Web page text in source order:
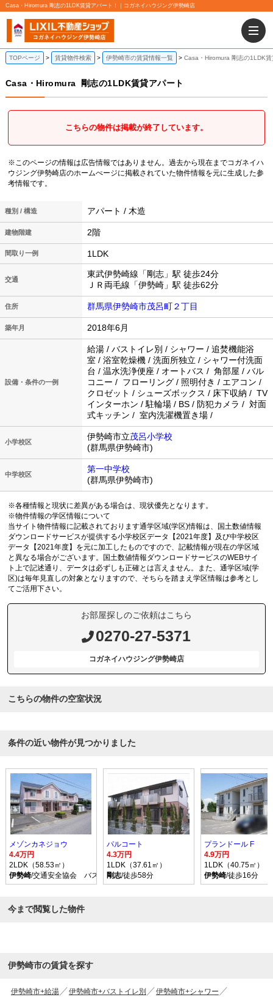
Casa・Hiromura 剛志の1LDK賃貸アパート！｜コガネイハウジング伊勢崎店
TOPページ 賃貸物件検索 伊勢崎市の賃貸情報一覧 Casa・Hiromura 剛志の1LDK賃
Casa・Hiromura 剛志の1LDK賃貸アパート
こちらの物件は掲載が終了しています。
※このページの情報は広告情報ではありません。過去から現在までコガネイハ
ウジング伊勢崎店のホームぺージに掲載されていた物件情報を元に生成した参
考情報です。
種別 / 構造 アパート / 木造
建物階建 2階
間取り一例 1LDK
交通
東武伊勢崎線「剛志」駅 徒歩24分
ＪＲ両毛線「伊勢崎」駅 徒歩62分
住所 群馬県伊勢崎市茂呂町２丁目
築年月 2018年6月
設備・条件の一例
給湯 / バストイレ別 / シャワー / 追焚機能浴
室 / 浴室乾燥機 / 洗面所独立 / シャワー付洗面
台 / 温水洗浄便座 / オートバス / 角部屋 / バル
コニー / フローリング / 照明付き / エアコン /
クロゼット / シューズボックス / 床下収納 / TV
インターホン / 駐輪場 / BS / 防犯カメラ / 対面
式キッチン / 室内洗濯機置き場 /
小学校区
伊勢崎市立茂呂小学校
(群馬県伊勢崎市)
中学校区
第一中学校
(群馬県伊勢崎市)
※各種情報と現状に差異がある場合は、現状優先となります。
※物件情報の学区情報について
当サイト物件情報に記載されております通学区域(学区)情報は、国土数値情報
ダウンロードサービスが提供する小学校区データ【2021年度】及び中学校区
データ【2021年度】を元に加工したものですので、記載情報が現在の学区域
と異なる場合がございます。国土数値情報ダウンロードサービスのWEBサイ
ト上で記述通り、データは必ずしも正確とは言えません。また、通学区域(学
区)は毎年見直しの対象となりますので、そちらを踏まえ学区情報は参考とし
てご活用下さい。
お部屋探しのご依頼はこちら
0270-27-5371
コガネイハウジング伊勢崎店
こちらの物件の空室状況
条件の近い物件が見つかりました
メゾンカネジョウ
4.4万円
2LDK（58.53㎡）
伊勢崎/交通安全協会 バス乗車時間15分 停歩6分
パルコート
4.3万円
1LDK（37.61㎡）
剛志/徒歩58分
プランドール F
4.9万円
1LDK（40.75㎡）
伊勢崎/徒歩16分
今まで閲覧した物件
伊勢崎市の賃貸を探す
伊勢崎市+給湯 伊勢崎市+バストイレ別
伊勢崎市+シャワー